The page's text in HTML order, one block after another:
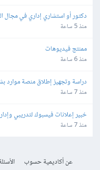
والمجالات القانونية
منذ 5 ساعة
ممنتج فيديوهات
منذ 6 ساعة
البيع
منذ 7 ساعة
خبير إعلانات فيسبوك لتدريبي
منذ 7 ساعة
عن أكاديمية حسوب